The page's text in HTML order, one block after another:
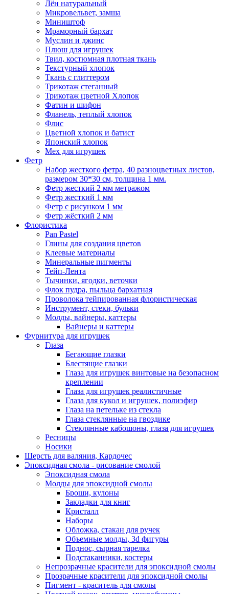
Лён натуральный
Микровельвет, замша
Миништоф
Мраморный бархат
Муслин и джинс
Плюш для игрушек
Твил, костюмная плотная ткань
Текстурный хлопок
Ткань с глиттером
Трикотаж стеганный
Трикотаж цветной Хлопок
Фатин и шифон
Фланель, теплый хлопок
Флис
Цветной хлопок и батист
Японский хлопок
Мех для игрушек
Фетр
Набор жесткого фетра, 40 разноцветных листов,
размером 30*30 см, толщина 1 мм.
Фетр жесткий 2 мм метражом
Фетр жесткий 1 мм
Фетр с рисунком 1 мм
Фетр жёсткий 2 мм
Флористика
Pan Pastel
Глины для создания цветов
Клеевые материалы
Минеральные пигменты
Тейп-Лента
Тычинки, ягодки, веточки
Флок пудра, пыльца бархатная
Проволока тейпированная флористическая
Инструмент, стеки, бульки
Молды, вайнеры, каттеры
Вайнеры и каттеры
Фурнитура для игрушек
Глаза
Бегающие глазки
Блестящие глазки
Глаза для игрушек винтовые на безопасном
креплении
Глаза для игрушек реалистичные
Глаза для кукол и игрушек, полиэфир
Глаза на петельке из стекла
Глаза стеклянные на гвоздике
Стеклянные кабошоны, глаза для игрушек
Ресницы
Носики
Шерсть для валяния, Кардочес
Эпоксидная смола - рисование смолой
Эпоксидная смола
Молды для эпоксидной смолы
Броши, кулоны
Закладки для книг
Кристалл
Наборы
Обложка, стакан для ручек
Объемные молды, 3d фигуры
Поднос, сырная тарелка
Подстаканники, костеры
Непрозрачные красители для эпоксидной смолы
Прозрачные красители для эпоксидной смолы
Пигмент - краситель для смолы